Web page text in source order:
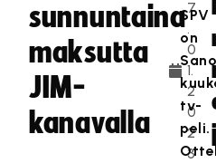
sunnuntaina
maksutta
JIM-
kanavalla
7
.
0
1.
2
0
2
3
SPV
on
tv-
peli.